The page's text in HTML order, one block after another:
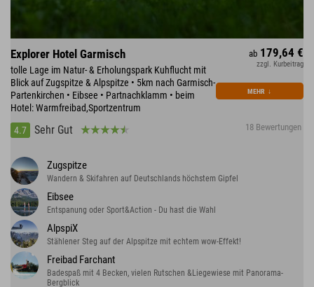
Explorer Hotel Garmisch
tolle Lage im Natur- & Erholungspark Kuhflucht mit
Blick auf Zugspitze & Alpspitze • 5km nach Garmisch-
Partenkirchen • Eibsee • Partnachklamm • beim
Hotel: Warmfreibad,Sportzentrum
4.7
Sehr Gut 18 Bewertungen
ab 179,64 €
zzgl. Kurbeitrag
MEHR ↓
Zugspitze
Wandern & Skifahren auf Deutschlands höchstem Gipfel
Eibsee
Entspanung oder Sport&Action - Du hast die Wahl
AlpspiX
Stählener Steg auf der Alpspitze mit echtem wow-Effekt!
Freibad Farchant
Badespaß mit 4 Becken, vielen Rutschen &Liegewiese mit Panorama-
Bergblick